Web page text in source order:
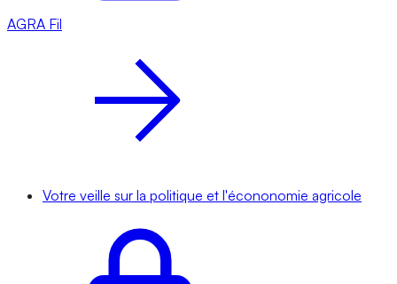
AGRA Fil
Votre veille sur la politique et l'écononomie agricole